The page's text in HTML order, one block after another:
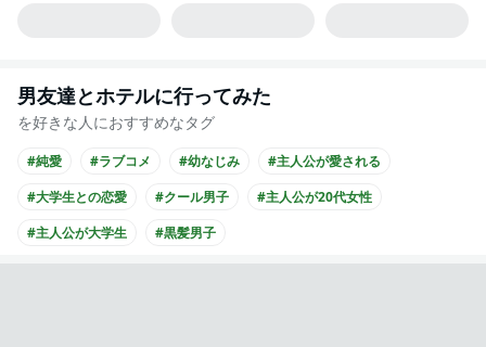
男友達とホテルに行ってみた
を好きな人におすすめなタグ
#純愛 #ラブコメ #幼なじみ
#主人公が愛される
#大学生との恋愛
#クール男子
#主人公が20代女性
#主人公が大学生
#黒髪男子